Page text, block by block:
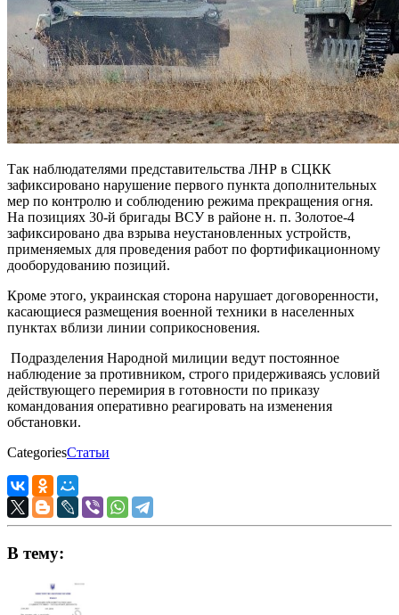
Так наблюдателями представительства ЛНР в СЦКК
зафиксировано нарушение первого пункта дополнительных
мер по контролю и соблюдению режима прекращения огня.
На позициях 30-й бригады ВСУ в районе н. п. Золотое-4
зафиксировано два взрыва неустановленных устройств,
применяемых для проведения работ по фортификационному
дооборудованию позиций.
Кроме этого, украинская сторона нарушает договоренности,
касающиеся размещения военной техники в населенных
пунктах вблизи линии соприкосновения.
Подразделения Народной милиции ведут постоянное
наблюдение за противником, строго придерживаясь условий
действующего перемирия в готовности по приказу
командования оперативно реагировать на изменения
обстановки.
CategoriesСтатьи
В тему: